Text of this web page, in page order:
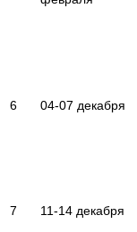
6 04-07 декабря
7 11-14 декабря